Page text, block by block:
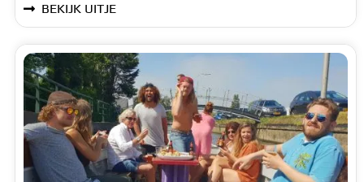
BEKIJK UITJE